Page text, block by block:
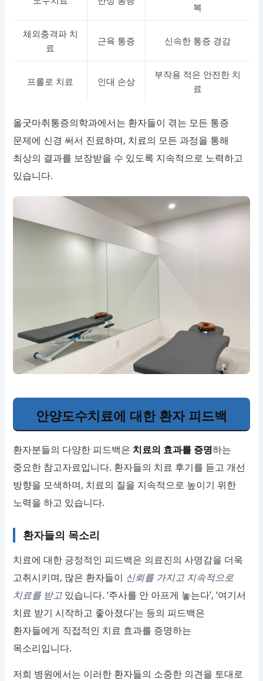
복
체외충격파 치
료
근육 통증 신속한 통증 경감
프롤로 치료 인대 손상
부작용 적은 안전한 치
료
올굿마취통증의학과에서는 환자들이 겪는 모든 통증
문제에 신경 써서 진료하며, 치료의 모든 과정을 통해
최상의 결과를 보장받을 수 있도록 지속적으로 노력하고
있습니다.
안양도수치료에 대한 환자 피드백
환자분들의 다양한 피드백은치료의 효과를 증명하는
중요한 참고자료입니다. 환자들의 치료 후기를 듣고 개선
방향을 모색하며, 치료의 질을 지속적으로 높이기 위한
노력을 하고 있습니다.
환자들의 목소리
치료에 대한 긍정적인 피드백은 의료진의 사명감을 더욱
고취시키며, 많은 환자들이 신뢰를 가지고 지속적으로
치료를 받고 있습니다. ‘주사를 안 아프게 놓는다’, ‘여기서
치료 받기 시작하고 좋아졌다’는 등의 피드백은
환자들에게 직접적인 치료 효과를 증명하는
목소리입니다.
저희 병원에서는 이러한 환자들의 소중한 의견을 토대로